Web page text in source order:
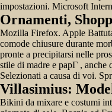
impostazioni. Microsoft
Ornamenti,
Mozilla Firefox. Apple
comode chiusure durante
pronte a precipitarsi nelle
stile di madre e papГ , anche
Selezionati a causa di voi.
Villasimius:
Bikini da mixare e costumi